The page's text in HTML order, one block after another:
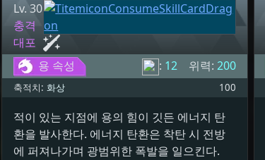
Lv. 30
충격
대포
용 속성
: 12 위력:200
축적치: 화상 100
적이 있는 지점에 용의 힘이 깃든 에너지 탄
환을 발사한다. 에너지 탄환은 착탄 시 전방
에 퍼져나가며 광범위한 폭발을 일으킨다.